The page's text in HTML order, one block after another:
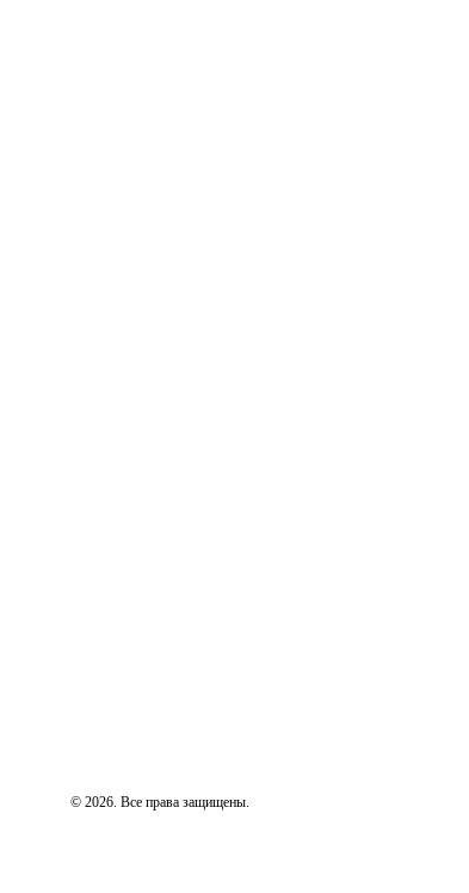
© 2026. Все права защищены.